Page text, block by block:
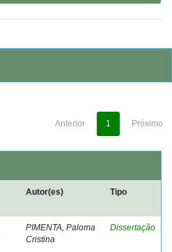
Anterior 1 Próximo
Autor(es) Tipo
PIMENTA, Paloma
Cristina
Dissertação